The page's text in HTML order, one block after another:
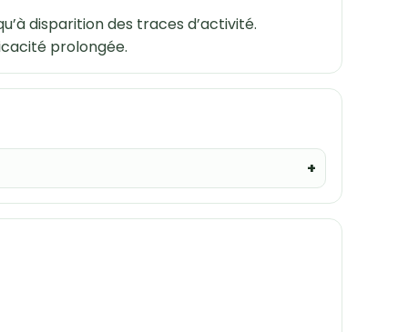
disparition des traces d’activité.
prolongée.